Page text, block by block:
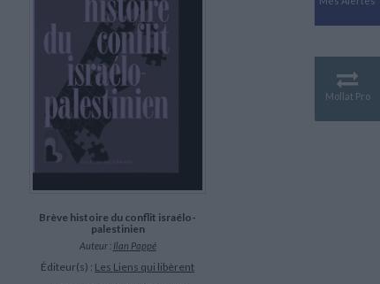
Mollat Pro
Mythologies
GÉOGRAPHIE
Géographie - Démographie -
Territoire
CULTURE SCIENTIFIQUE
Essais scientifique
Astronomie
Brève histoire du conflit israélo-
palestinien
Auteur : Ilan Pappé
Éditeur(s) : Les Liens qui libèrent